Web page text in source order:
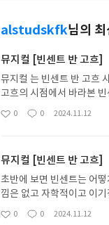
alstudskfk님의
뮤지컬 [빈센트 반 고흐]
뮤지컬 는 빈센트 반 고흐
고흐의 시점에서 바라본
표기로 과거와 현재가 왔
살펴보는 것을 추천한다.
적으로 정말 좋아하는 지
양한 작품이 3D화되어 보
작품이 아닌가 싶다.
좋
0
댓
0
작
2024.11.12
뮤지컬 [빈센트 반 고흐]
초반에 보면 빈센트는 어
낌은 없고 자학적이고 이
는 무언가 초월한 느낌도
좋
0
댓
0
작
2024.11.12